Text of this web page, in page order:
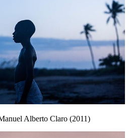
Alberto Claro (2011)